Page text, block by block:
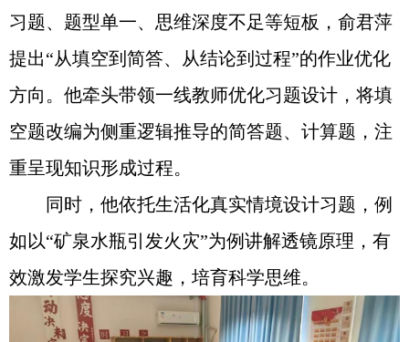
习题、题型单一、思维深度不足等短板，俞君萍
提出“从填空到简答、从结论到过程”的作业优化
方向。他牵头带领一线教师优化习题设计，将填
空题改编为侧重逻辑推导的简答题、计算题，注
重呈现知识形成过程。
同时，他依托生活化真实情境设计习题，例
如以“矿泉水瓶引发火灾”为例讲解透镜原理，有
效激发学生探究兴趣，培育科学思维。